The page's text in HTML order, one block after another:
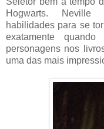
Hogwarts. Neville
habilidades para se
exatamente
personagens nos
uma das mais